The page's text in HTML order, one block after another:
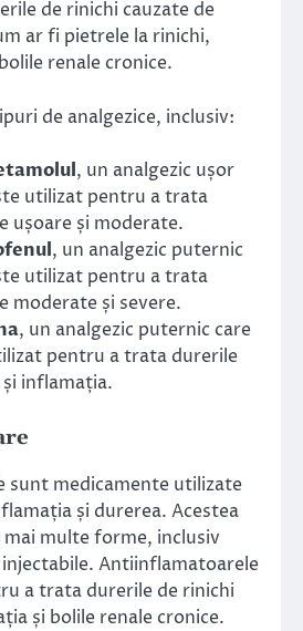
de rinichi cauzate de
ar fi pietrele la rinichi,
renale cronice.
de analgezice, inclusiv:
, un analgezic ușor
utilizat pentru a trata
ușoare și moderate.
, un analgezic puternic
utilizat pentru a trata
moderate și severe.
, un analgezic puternic care
pentru a trata durerile
și inflamația.
sunt medicamente utilizate
și durerea. Acestea
multe forme, inclusiv
Antiinflamatoarele
a trata durerile de rinichi
și bolile renale cronice.